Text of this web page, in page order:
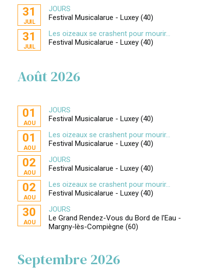
31
JUIL
JOURS
Festival Musicalarue - Luxey (40)
31
JUIL
Les oizeaux se crashent pour mourir...
Festival Musicalarue - Luxey (40)
Août 2026
01
AOU
JOURS
Festival Musicalarue - Luxey (40)
01
AOU
Les oizeaux se crashent pour mourir...
Festival Musicalarue - Luxey (40)
02
AOU
JOURS
Festival Musicalarue - Luxey (40)
02
AOU
Les oizeaux se crashent pour mourir...
Festival Musicalarue - Luxey (40)
30
AOU
JOURS
Le Grand Rendez-Vous du Bord de l'Eau -
Margny-lès-Compiègne (60)
Septembre 2026